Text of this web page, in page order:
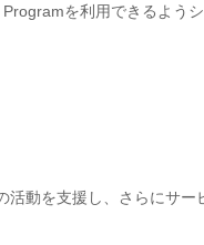
を利用できるよう
動を支援し、さらにサ